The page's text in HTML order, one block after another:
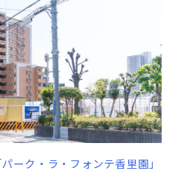
ーク・ラ・フォンテ香里園」